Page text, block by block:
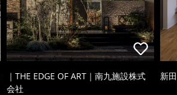
｜THE EDGE OF ART｜南九施設株式
会社
新